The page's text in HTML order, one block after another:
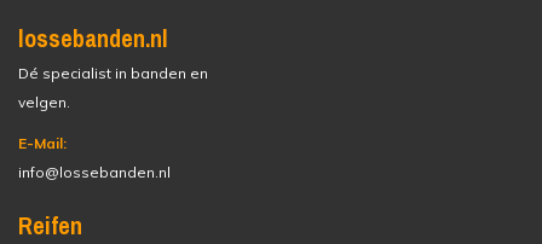
lossebanden.nl
Dé specialist in banden en
velgen.
E-Mail:
info@lossebanden.nl
Reifen